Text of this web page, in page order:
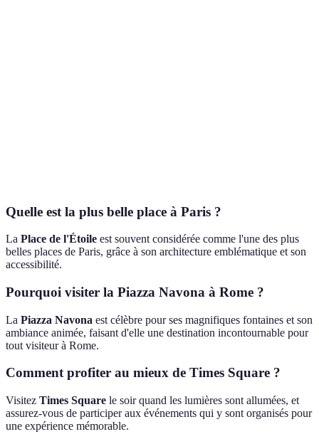
Quelle est la plus belle place à Paris ?
La Place de l'Étoile est souvent considérée comme l'une des plus
belles places de Paris, grâce à son architecture emblématique et son
accessibilité.
Pourquoi visiter la Piazza Navona à Rome ?
La Piazza Navona est célèbre pour ses magnifiques fontaines et son
ambiance animée, faisant d'elle une destination incontournable pour
tout visiteur à Rome.
Comment profiter au mieux de Times Square ?
Visitez Times Square le soir quand les lumières sont allumées, et
assurez-vous de participer aux événements qui y sont organisés pour
une expérience mémorable.